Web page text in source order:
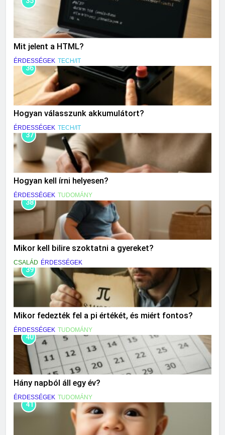
Mit jelent a HTML?
ÉRDESSÉGEK TECH/IT
36
Hogyan válasszunk akkumulátort?
ÉRDESSÉGEK TECH/IT
37
Hogyan kell írni helyesen?
ÉRDESSÉGEK TUDOMÁNY
38
Mikor kell bilire szoktatni a gyereket?
CSALÁD ÉRDESSÉGEK
39
Mikor fedezték fel a pi értékét, és miért fontos?
ÉRDESSÉGEK TUDOMÁNY
40
Hány napból áll egy év?
ÉRDESSÉGEK TUDOMÁNY
41